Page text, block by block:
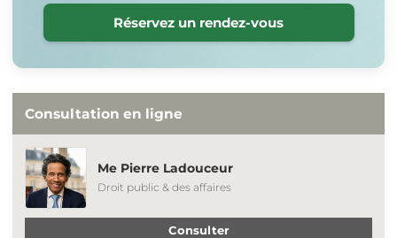
Réservez un rendez-vous
Consultation en ligne
Me Pierre Ladouceur
Droit public & des affaires
Consulter